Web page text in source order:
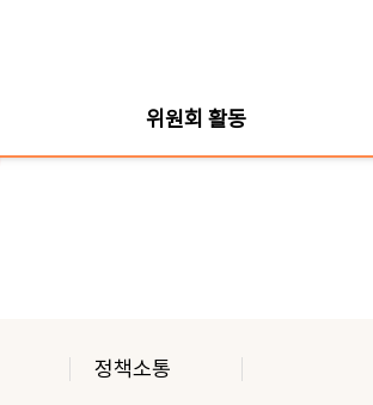
위원회 활동
정책소통